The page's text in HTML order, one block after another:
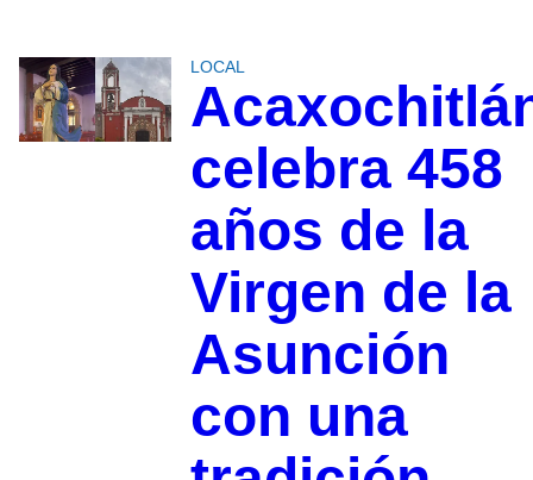
LOCAL
celebra 458
años de la
Virgen de la
Asunción
con una